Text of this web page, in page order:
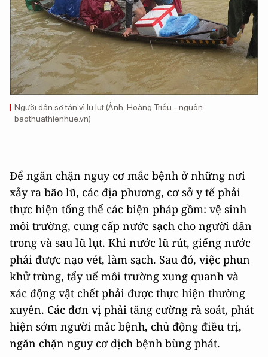
Người dân sơ tán vì lũ lụt (Ảnh: Hoàng Triều - nguồn:
baothuathienhue.vn)
Để ngăn chặn nguy cơ mắc bệnh ở những nơi
xảy ra bão lũ, các địa phương, cơ sở y tế phải
thực hiện tổng thể các biện pháp gồm: vệ sinh
môi trường, cung cấp nước sạch cho người dân
trong và sau lũ lụt. Khi nước lũ rút, giếng nước
phải được nạo vét, làm sạch. Sau đó, việc phun
khử trùng, tẩy uế môi trường xung quanh và
xác động vật chết phải được thực hiện thường
xuyên. Các đơn vị phải tăng cường rà soát, phát
hiện sớm người mắc bệnh, chủ động điều trị,
ngăn chặn nguy cơ dịch bệnh bùng phát.